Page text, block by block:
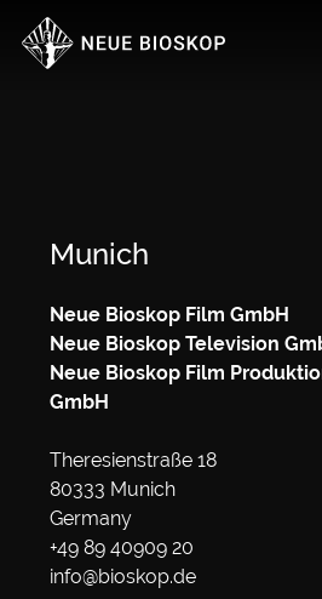
Munich
Neue Bioskop Film GmbH
Neue Bioskop Television
Neue Bioskop Film
GmbH
Theresienstraße 18
80333 Munich
Germany
+49 89 40909 20
info@bioskop.de